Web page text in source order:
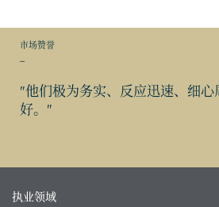
市场赞誉
"他们极为务实、反应迅速、细心
好。"
执业领域